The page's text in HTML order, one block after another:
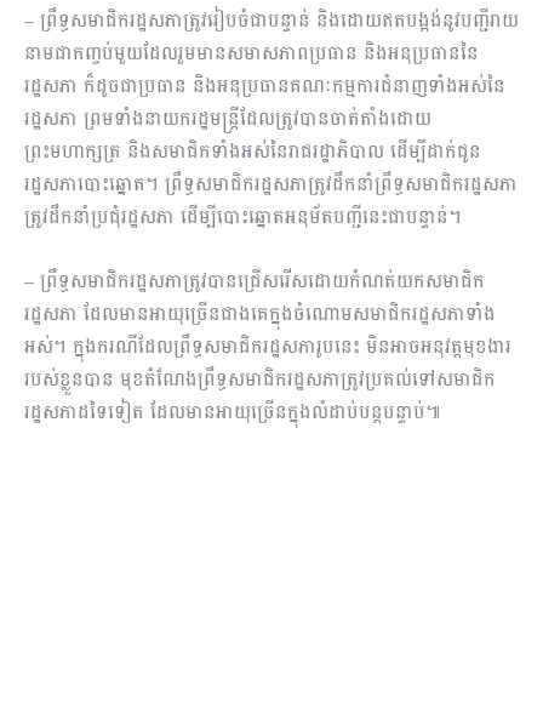
– ព្រឹទ្ធសមាជិករដ្ឋសភាត្រូវរៀបចំជាបន្ទាន់ និងដោយឥតបង្អង់នូវបញ្ជីរាយ
នាមជាកញ្ចប់មួយដែលរួមមានសមាសភាពប្រធាន និងអនុប្រធាននៃ
រដ្ឋសភា ក៏ដូចជាប្រធាន និងអនុប្រធានគណៈកម្មការជំនាញទាំងអស់នៃ
រដ្ឋសភា ព្រមទាំងនាយករដ្ឋមន្ត្រីដែលត្រូវបានចាត់តាំងដោយ
ព្រះមហាក្សត្រ និងសមាជិកទាំងអស់នៃរាជរដ្ឋាភិបាល ដើម្បីដាក់ជូន
រដ្ឋសភាបោះឆ្នោត។ ព្រឹទ្ធសមាជិករដ្ឋសភាត្រូវដឹកនាំព្រឹទ្ធសមាជិករដ្ឋសភា
ត្រូវដឹកនាំប្រជុំរដ្ឋសភា ដើម្បីបោះឆ្នោតអនុម័តបញ្ជីនេះជាបន្ទាន់។
– ព្រឹទ្ធសមាជិករដ្ឋសភាត្រូវបានជ្រើសរើសដោយកំណត់យកសមាជិក
រដ្ឋសភា ដែលមានអាយុច្រើនជាងគេក្នុងចំណោមសមាជិករដ្ឋសភាទាំង
អស់។ ក្នុងករណីដែលព្រឹទ្ធសមាជិករដ្ឋសភារូបនេះ មិនអាចអនុវត្តមុខងារ
របស់ខ្លួនបាន មុខតំណែងព្រឹទ្ធសមាជិករដ្ឋសភាត្រូវប្រគល់ទៅសមាជិក
រដ្ឋសភាដទៃទៀត ដែលមានអាយុច្រើនក្នុងលំដាប់បន្តបន្ទាប់៕